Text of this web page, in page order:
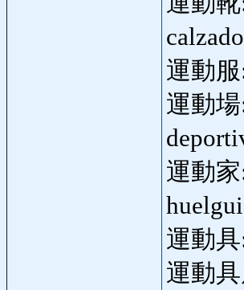
運動
運動
運動
運動
運動